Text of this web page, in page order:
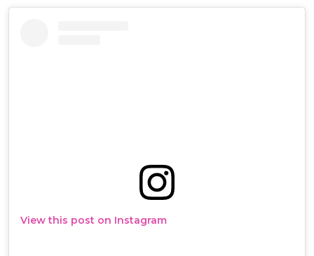
View this post on Instagram